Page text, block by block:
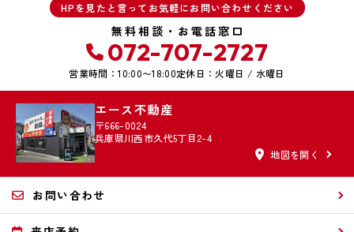
HPを見たと言ってお気軽にお問い合わせください
無料相談・お電話窓口
072-707-2727
営業時間：10:00〜18:00定休日：火曜日 / 水曜日
エース不動産
〒666-0024
兵庫県川西市久代5丁目2-4
地図を開く
お問い合わせ